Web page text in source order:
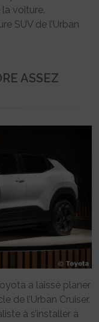
voiture.
SUV de l’Urban
ASSEZ
a laissé planer
de l’Urban Cruiser.
à s’installer à